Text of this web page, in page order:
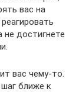
вас на
не достигнете
вас чему-то.
ближе к